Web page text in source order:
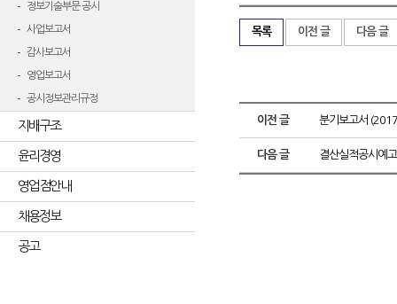
정보기술부문 공시
사업보고서
감사보고서
영업보고서
공시정보관리규정
지배구조
윤리경영
영업점안내
채용정보
공고
목록 이전 글 다음 글
이전 글 분기보고서
다음 글 결산실적공시예